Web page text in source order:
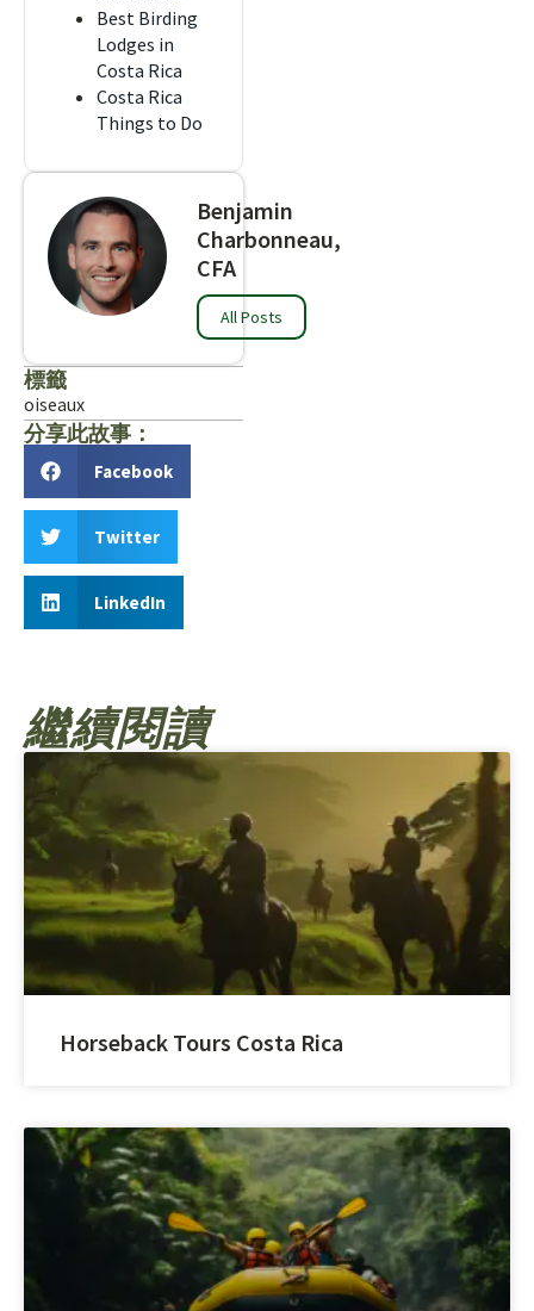
Best Birding
Lodges in
Costa Rica
Costa Rica
Things to Do
Benjamin
Charbonneau,
CFA
All Posts
標籤
oiseaux
分享此故事：
Facebook
Twitter
LinkedIn
繼續閱讀
Horseback Tours Costa Rica